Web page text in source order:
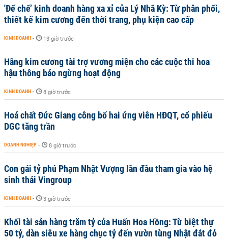
'Đế chế’ kinh doanh hàng xa xỉ của Lý Nhã Kỳ: Từ phân phối,
thiết kế kim cương đến thời trang, phụ kiện cao cấp
KINH DOANH - 13 giờ trước
Hãng kim cương tài trợ vương miện cho các cuộc thi hoa
hậu thông báo ngừng hoạt động
KINH DOANH - 8 giờ trước
Hoá chất Đức Giang công bố hai ứng viên HĐQT, cổ phiếu
DGC tăng trần
DOANH NGHIỆP - 8 giờ trước
Con gái tỷ phú Phạm Nhật Vượng lần đầu tham gia vào hệ
sinh thái Vingroup
KINH DOANH - 3 giờ trước
Khối tài sản hàng trăm tỷ của Huấn Hoa Hồng: Từ biệt thự
50 tỷ, dàn siêu xe hàng chục tỷ đến vườn tùng Nhật đắt đỏ